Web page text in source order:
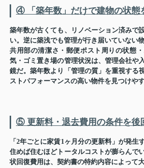
④ 「築年数」だけで建物の状態
築年数が古くても、リノベーション済みで
い。逆に築浅でも管理が行き届いていない
共用部の清潔さ・郵便ポスト周りの状態
気・ゴミ置き場の管理状況は、管理会社や
鏡だ。築年数より「管理の質」を重視する
ストパフォーマンスの高い物件を見つけやす
⑤ 更新料・退去費用の条件を後
「2年ごとに家賃1ヶ月分の更新料」が発生
住めば住むほどトータルコストが膨らんで
状回復費用は、契約書の特約内容によって